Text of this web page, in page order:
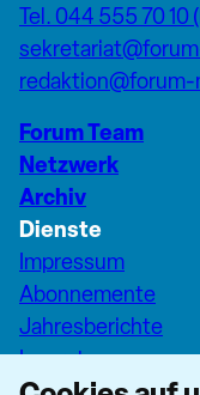
Tel. 044 555 70 10
redaktion@forum-
Forum Team
Netzwerk
Archiv
Dienste
Impressum
Abonnemente
Jahresberichte
Inserate